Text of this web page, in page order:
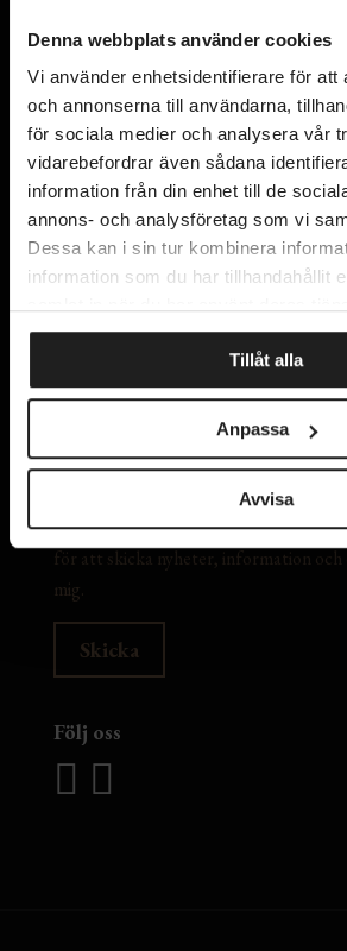
Denna webbplats använder cookies
Vi använder enhetsidentifierare för att
och annonserna till användarna,
för sociala medier och analysera vår
vidarebefordrar även sådana
information från din enhet till de
annons- och analysföretag som vi
Dessa kan i sin tur kombinera
information som du har tillhandahållit
Tillåt alla
Anpassa
Avvisa
Kyrkogatan 11
411 15 Göteborg
Karta
Kontakta oss
Om oss
Integritetspolicy
Prenumerera på vårt nyhetsbrev
Jag samtycker till att The Barn
för att skicka nyheter, information
mig.
Följ oss